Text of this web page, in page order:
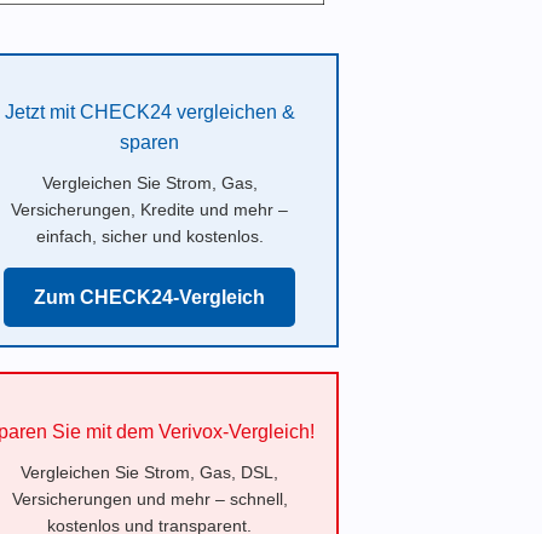
Jetzt mit CHECK24 vergleichen &
sparen
Vergleichen Sie Strom, Gas,
Versicherungen, Kredite und mehr –
einfach, sicher und kostenlos.
Zum CHECK24-Vergleich
Sie mit dem Verivox-Vergleich!
Vergleichen Sie Strom, Gas, DSL,
Versicherungen und mehr – schnell,
kostenlos und transparent.